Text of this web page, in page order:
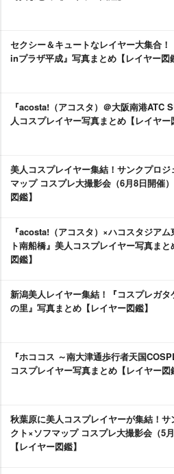
セクシー＆キュートなレイヤー大集合！
inプラザ平成』写真まとめ【レイヤー図
『acosta!（アコスタ）＠大阪南港ATC
人コスプレイヤー写真まとめ【レイヤー
美人コスプレイヤー集結！サンクプロジ
マップ コスプレ大撮影会（6月8日開催
図鑑】
『acosta!（アコスタ）×ハコスタジア
ト南船橋』美人コスプレイヤー写真ま
図鑑】
新潟美人レイヤー集結！『コスプレガ
の里』写真まとめ【レイヤー図鑑】
『ホココス ～南大津通歩行者天国
コスプレイヤー写真まとめ【レイヤー図
秋葉原に美人コスプレイヤーが集結！サ
クト×ソフマップ コスプレ大撮影会（5月
【レイヤー図鑑】